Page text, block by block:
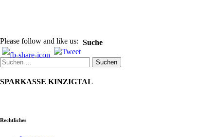
Please follow and like us: Suche
Suchen
nach:
SPARKASSE KINZIGTAL
Rechtliches